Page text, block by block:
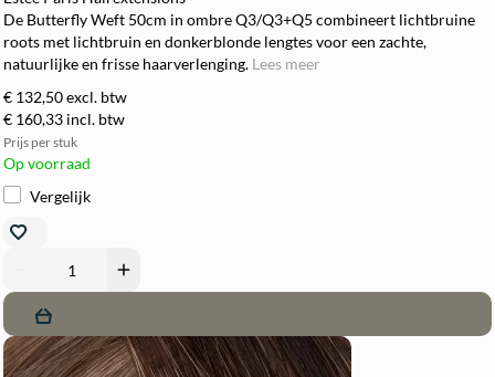
De Butterfly Weft 50cm in ombre Q3/Q3+Q5 combineert lichtbruine
roots met lichtbruin en donkerblonde lengtes voor een zachte,
natuurlijke en frisse haarverlenging. Lees meer
€ 132,50excl. btw
€ 160,33 incl. btw
Prijs per stuk
Op voorraad
Vergelijk
add